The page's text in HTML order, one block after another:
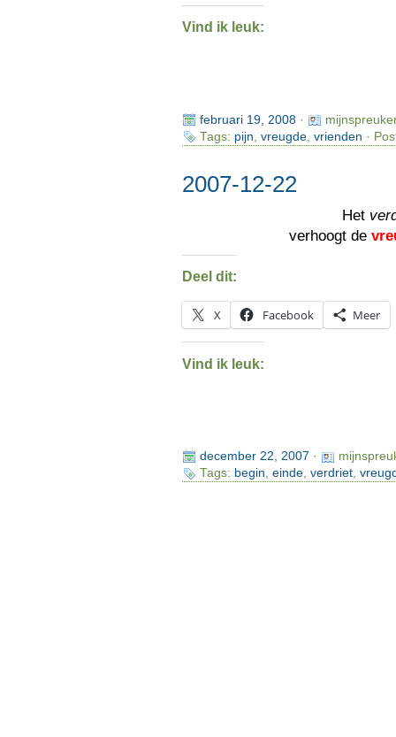
Vind ik leuk:
februari 19, 2008·
Tags: pijn vreugde, vrienden ·
2007-12-22
Het
verhoogt de
Deel dit:
X Facebook Meer
Vind ik leuk:
december 22, 2007 ·
Tags: begin, einde, verdriet,